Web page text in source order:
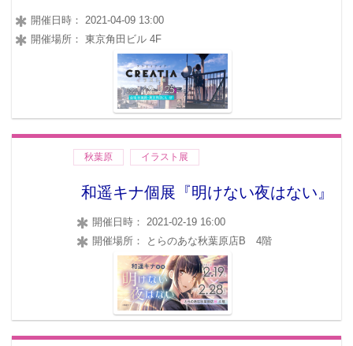
開催日時： 2021-04-09 13:00
開催場所： 東京角田ビル 4F
秋葉原 イラスト展
和遥キナ個展『明けない夜はない』
開催日時： 2021-02-19 16:00
開催場所： とらのあな秋葉原店B 4階